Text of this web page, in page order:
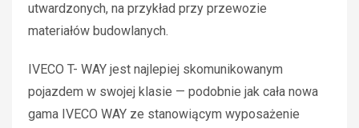
utwardzonych, na przykład przy przewozie
materiałów budowlanych.
IVECO T- WAY jest najlepiej skomunikowanym
pojazdem w swojej klasie — podobnie jak cała nowa
gama IVECO WAY ze stanowiącym wyposażenie